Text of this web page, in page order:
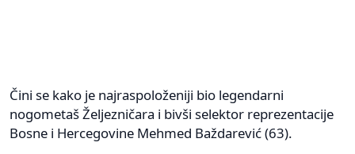
Čini se kako je najraspoloženiji bio legendarni
nogometaš Željezničara i bivši selektor reprezentacije
Bosne i Hercegovine Mehmed Baždarević (63).